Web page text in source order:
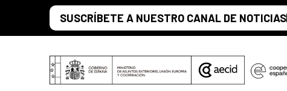
Skip to Main ContentSUSCRÍBETE A NUESTRO CANAL DE NOTICIAS